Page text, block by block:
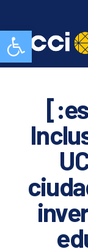
Abrir barra de